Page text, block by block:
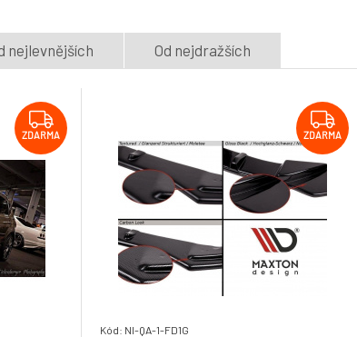
nejlevnějších Od nejdražších
ZDARMA ZDARMA
Kód: NI-QA-1-FD1G